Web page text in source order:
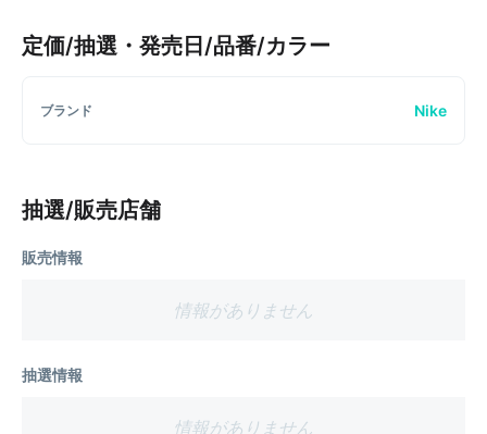
定価/抽選・発売日/品番/カラー
ブランド Nike
抽選/販売店舗
販売情報
情報がありません
抽選情報
情報がありません